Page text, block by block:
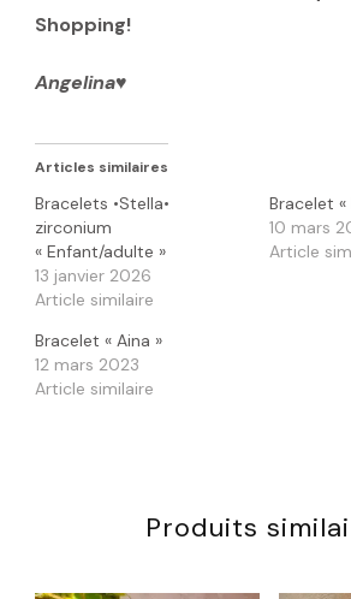
Shopping!
Angelina♥️
Articles similaires
Bracelets •Stella•
zirconium
« Enfant/adulte »
13 janvier 2026
Article similaire
Bracelet «
10 mars
Article
Bracelet « Aina »
12 mars 2023
Article similaire
Produits